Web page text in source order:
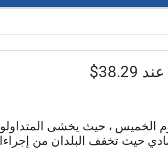
، حيث يخشى المتداولون
حيث تخفف البلدان من